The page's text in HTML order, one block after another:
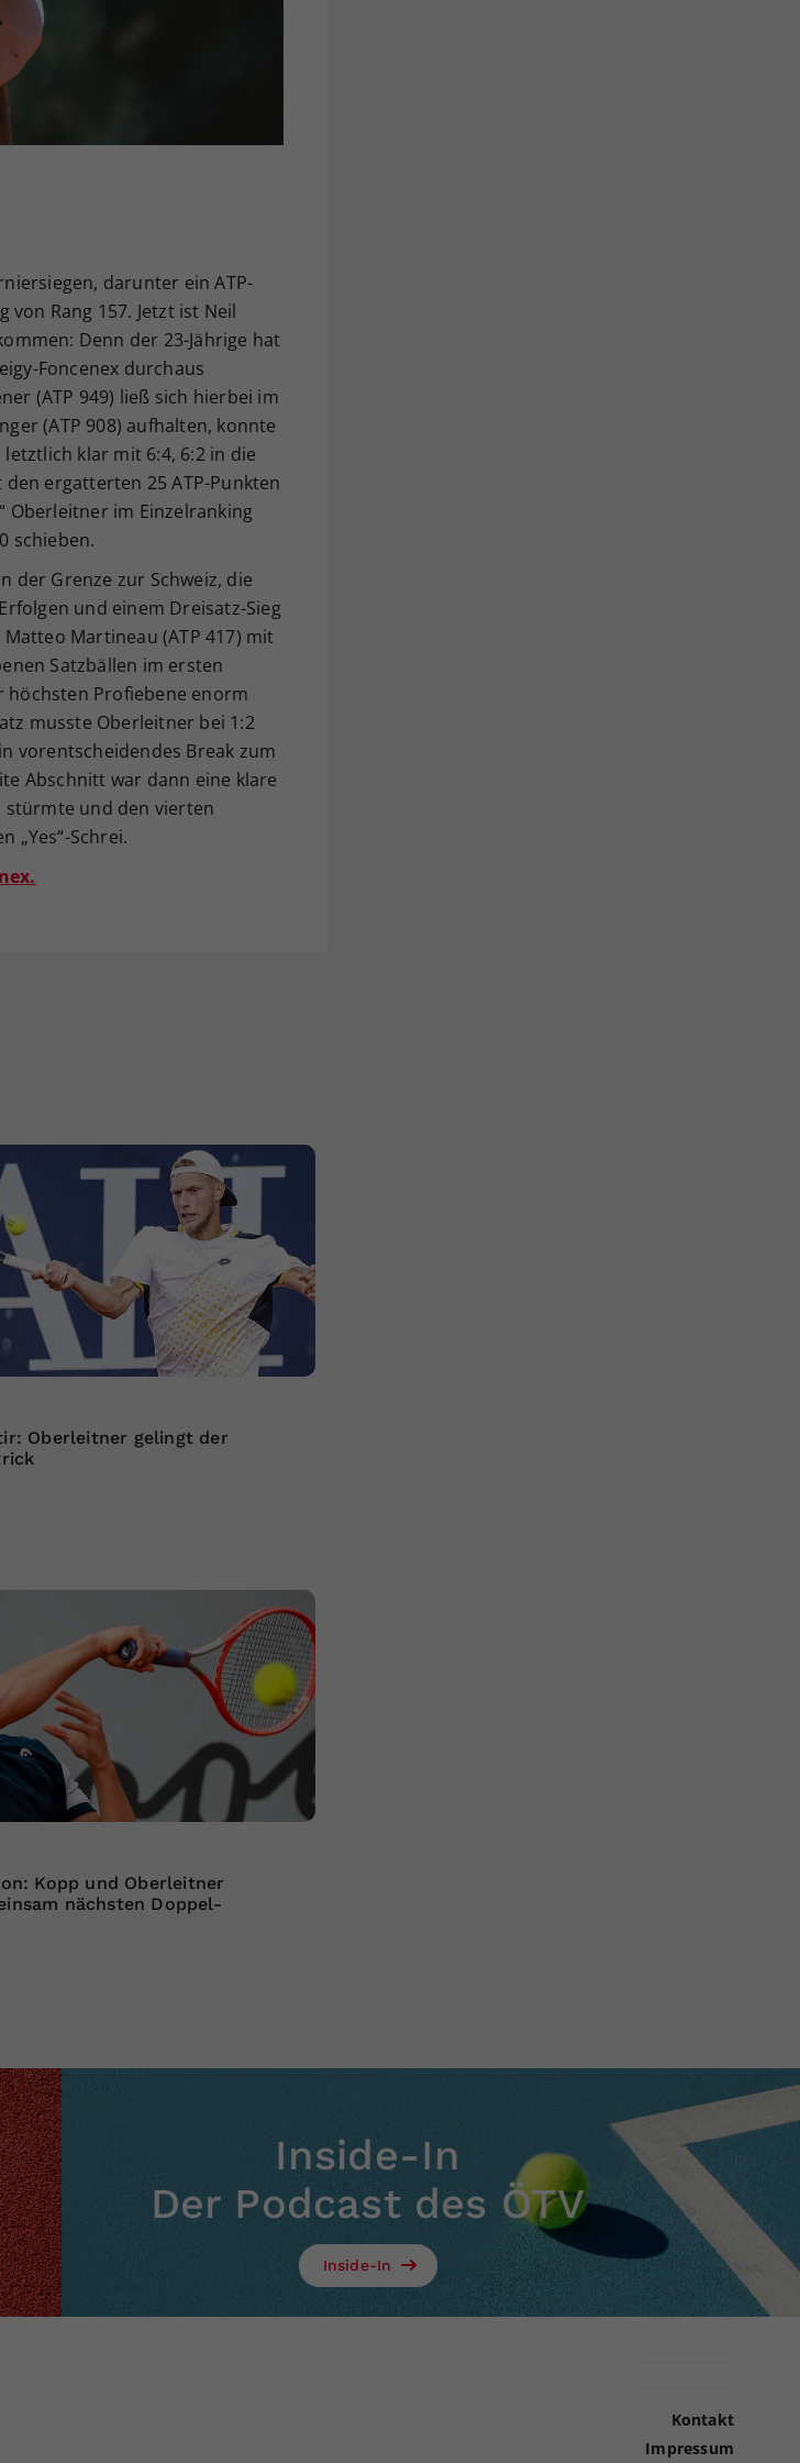
darunter ein ATP-
Rang 157. Jetzt ist Neil
Denn der 23-Jährige hat
Foncenex durchaus
(ATP 949) ließ sich hierbei im
(ATP 908) aufhalten, konnte
klar mit 6:4, 6:2 in die
ergatterten 25 ATP-Punkten
Oberleitner im Einzelranking
schieben.
der Grenze zur Schweiz, die
und einem Dreisatz-Sieg
Martineau (ATP 417) mit
Satzbällen im ersten
höchsten Profiebene enorm
musste Oberleitner bei 1:2
vorentscheidendes Break zum
Abschnitt war dann eine klare
stürmte und den vierten
„Yes“-Schrei.
Oberleitner gelingt der
Kopp und Oberleitner
nächsten Doppel-
Inside-In
Der Podcast des ÖTV
Inside-In
Kontakt
Impressum
Einstellungen, falls der
Betreiber dies eingestellt hat.